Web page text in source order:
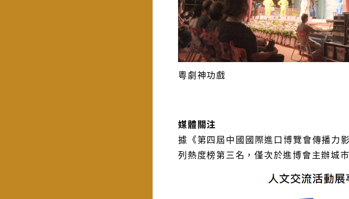
粵劇神功戲
媒體關注
據《第四屆中國國際進口博覽會傳播力
列熱度榜第三名，僅次於進博會主辦城